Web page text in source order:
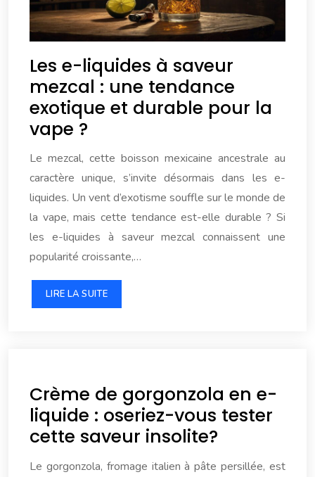
Les e-liquides à saveur
mezcal : une tendance
exotique et durable pour la
vape ?
Le mezcal, cette boisson mexicaine ancestrale au
caractère unique, s’invite désormais dans les e-
liquides. Un vent d’exotisme souffle sur le monde de
la vape, mais cette tendance est-elle durable ? Si
les e-liquides à saveur mezcal connaissent une
popularité croissante,…
LIRE LA SUITE
Crème de gorgonzola en e-
liquide : oseriez-vous tester
cette saveur insolite?
Le gorgonzola, fromage italien à pâte persillée, est